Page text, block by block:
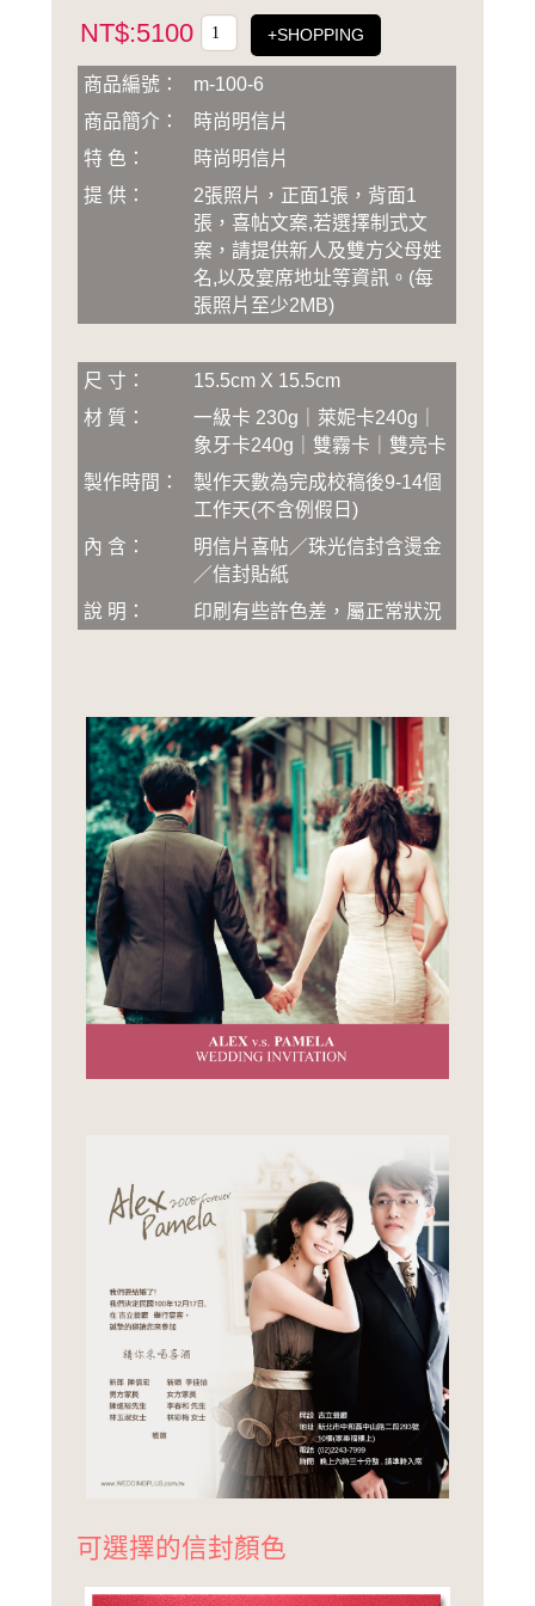
NT$:5100 +SHOPPING
商品編號：
m-100-6
商品簡介：
時尚明信片
特 色：
時尚明信片
提 供：
2張照片，正面1張，背面1
張，喜帖文案,若選擇制式文
案，請提供新人及雙方父母姓
名,以及宴席地址等資訊 。 (每
張照片至少2MB)
尺 寸：
15.5cm X 15.5cm
材 質：
一級卡 230g｜萊妮卡240g｜
象牙卡240g｜雙霧卡｜雙亮卡
製作時間：
製作天數為完成校稿後9-14個
工作天(不含例假日)
內 含：
明信片喜帖／珠光信封含燙金
／信封貼紙
說 明：
印刷有些許色差，屬正常狀況
可選擇的信封顏色